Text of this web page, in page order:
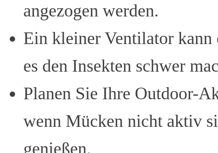
angezogen werden.
Ein kleiner Ventilator
es den Insekten schwer
Planen Sie Ihre Outdoor-
wenn Mücken nicht aktiv
genießen.